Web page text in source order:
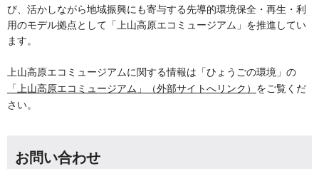
び、活かしながら地域振興にも寄与する先導的環境保全・再生・利
用のモデル拠点として「上山高原エコミュージアム」を推進してい
ます。
上山高原エコミュージアムに関する情報は「ひょうごの環境」の
「上山高原エコミュージアム」（外部サイトへリンク） をご覧くだ
さい。
お問い合わせ